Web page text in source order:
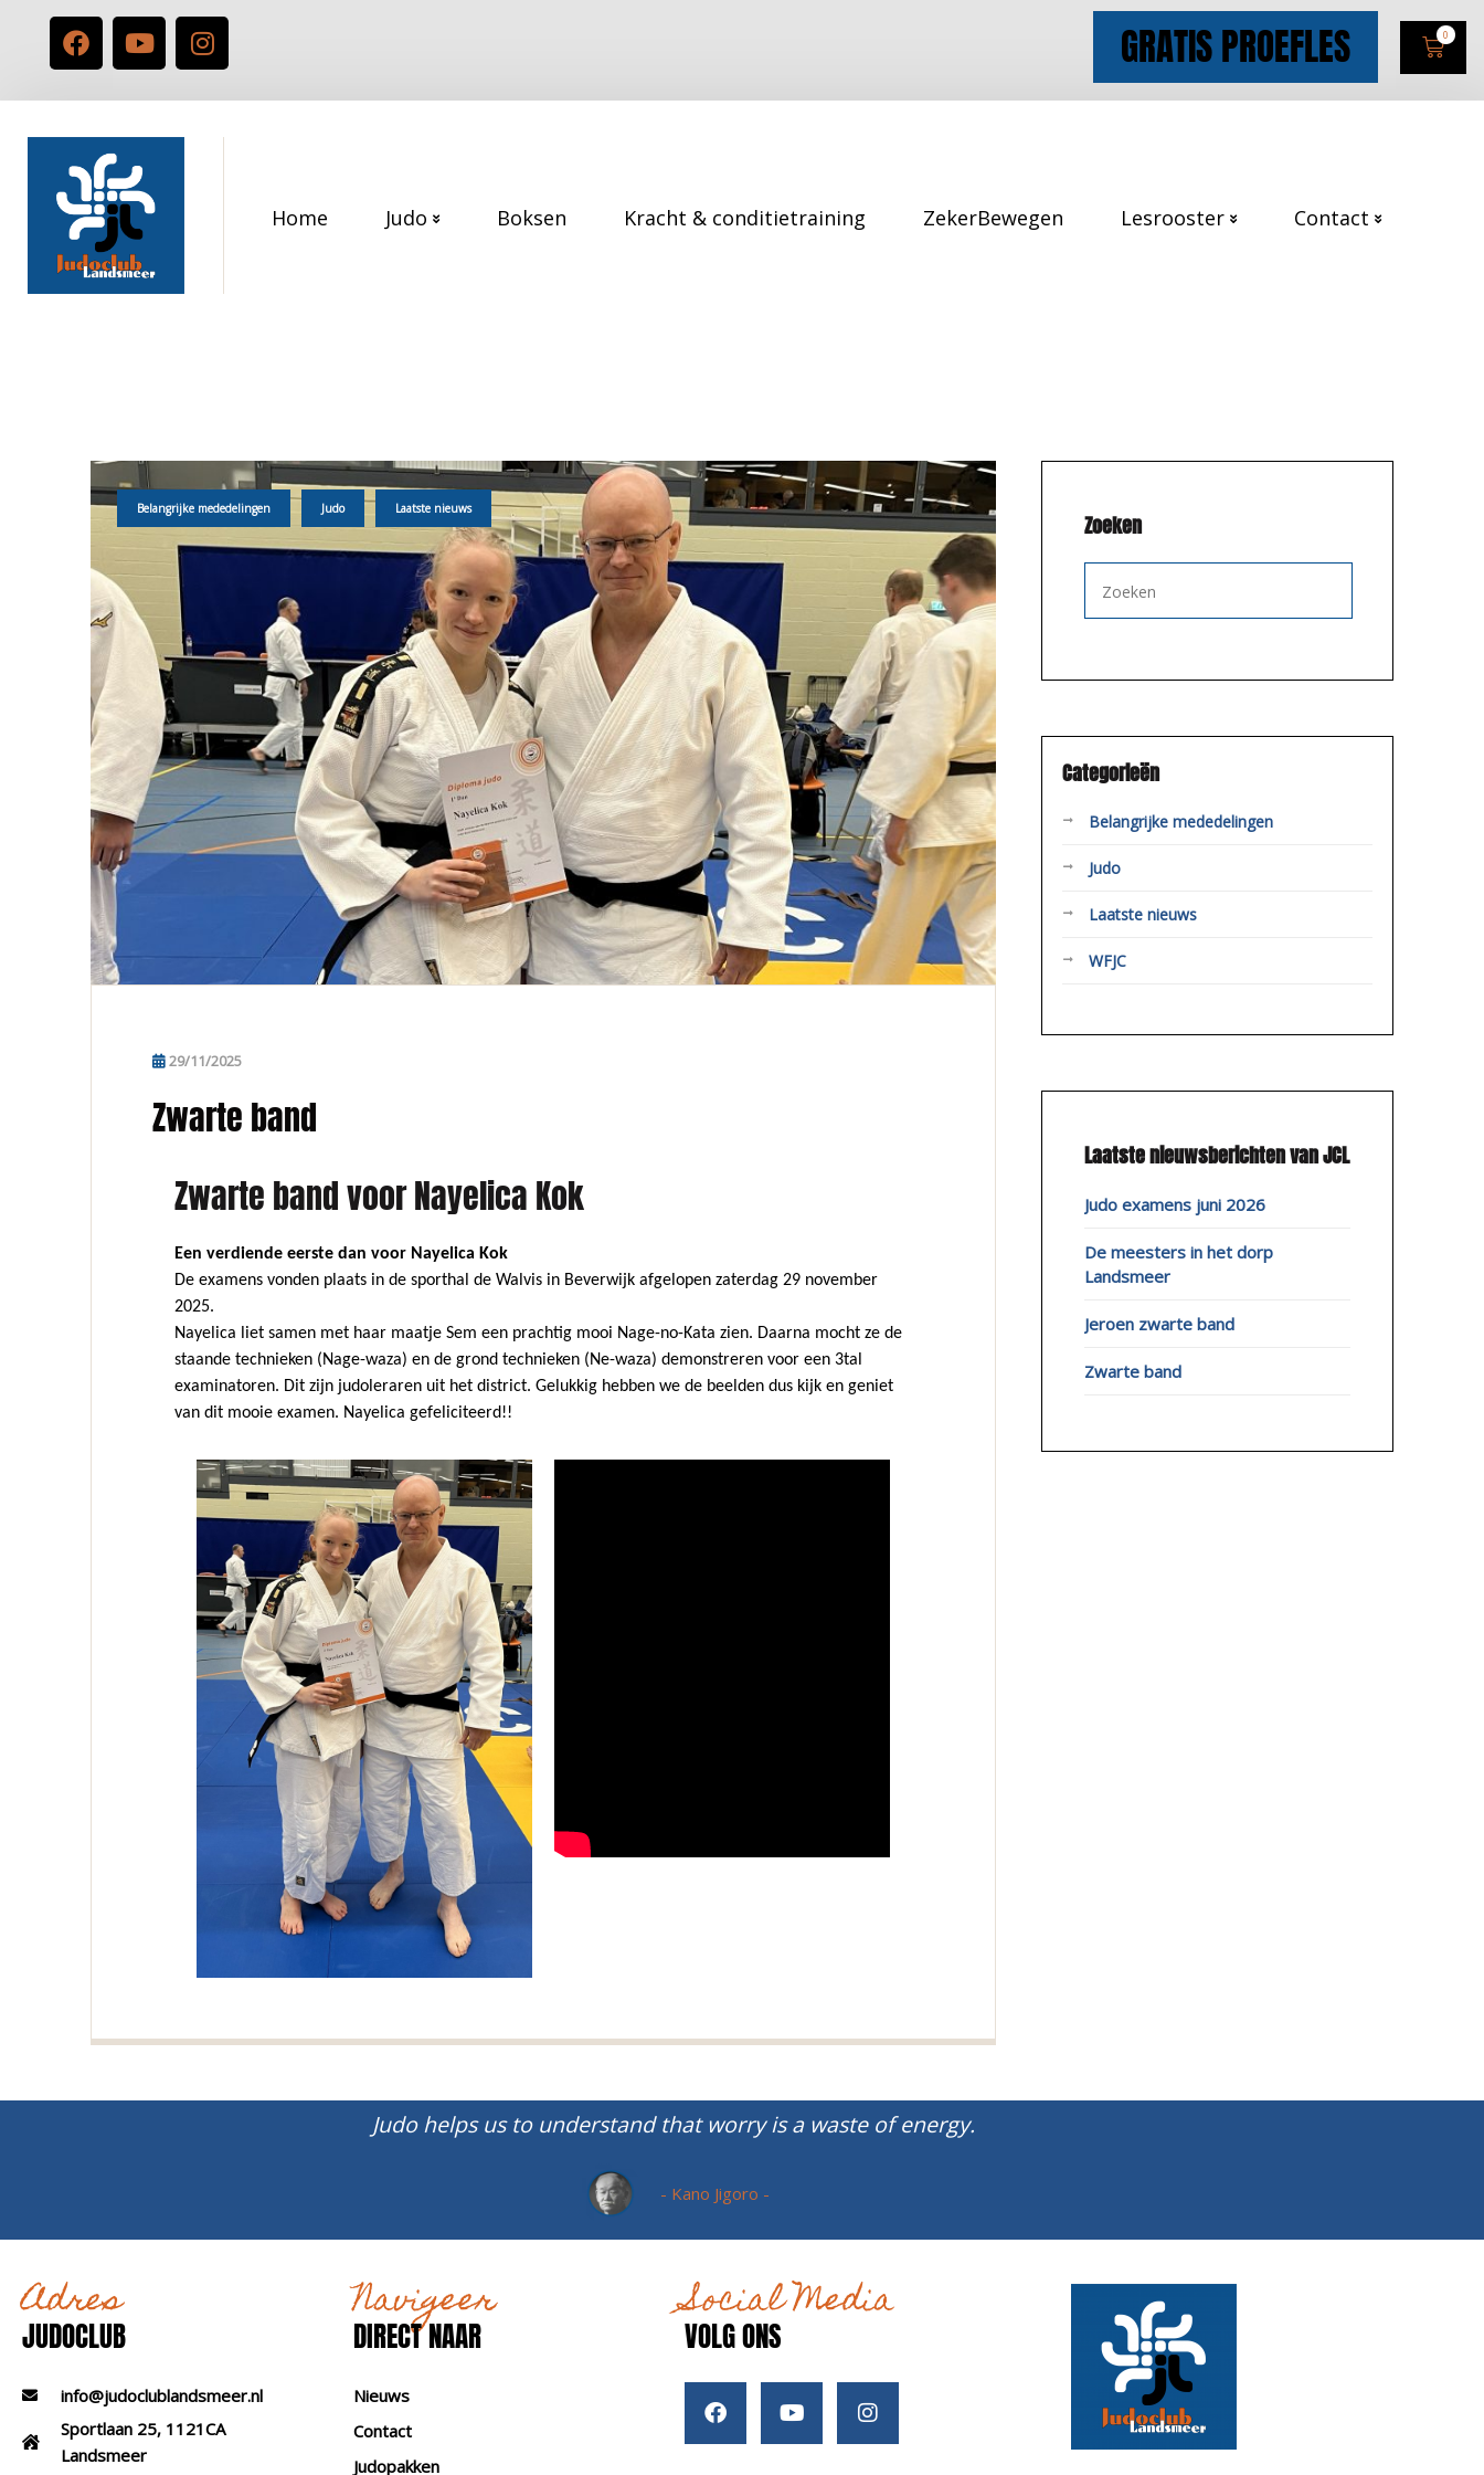
GRATIS PROEFLES 0
Home Judo Boksen Kracht & conditietraining ZekerBewegen Lesrooster Contact
Belangrijke mededelingen Judo Laatste nieuws
29/11/2025
Zwarte band
Zwarte band voor Nayelica Kok
Een verdiende eerste dan voor Nayelica Kok
De examens vonden plaats in de sporthal de Walvis in Beverwijk afgelopen zaterdag 29 november
2025.
Nayelica liet samen met haar maatje Sem een prachtig mooi Nage-no-Kata zien. Daarna mocht ze de
staande technieken (Nage-waza) en de grond technieken (Ne-waza) demonstreren voor een 3tal
examinatoren. Dit zijn judoleraren uit het district. Gelukkig hebben we de beelden dus kijk en geniet
van dit mooie examen. Nayelica gefeliciteerd!!
Zoeken
Categorieën
Belangrijke mededelingen
Judo
Laatste nieuws
WFJC
Laatste nieuwsberichten van JCL
Judo examens juni 2026
De meesters in het dorp
Landsmeer
Jeroen zwarte band
Zwarte band
Judo helps us to understand that worry is a waste of energy.
- Kano Jigoro -
Adres
JUDOCLUB
info@judoclublandsmeer.nl
Sportlaan 25, 1121CA
Landsmeer
Navigeer
DIRECT NAAR
Nieuws
Contact
Judopakken
Social Media
VOLG ONS